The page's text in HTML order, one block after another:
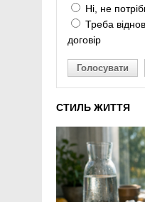
Ні, не
Треба
договір
Голосувати
СТИЛЬ ЖИТТЯ